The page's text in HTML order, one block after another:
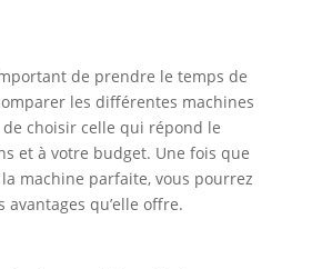
de prendre le temps de
les différentes machines
choisir celle qui répond le
et à votre budget. Une fois que
machine parfaite, vous pourrez
qu’elle offre.